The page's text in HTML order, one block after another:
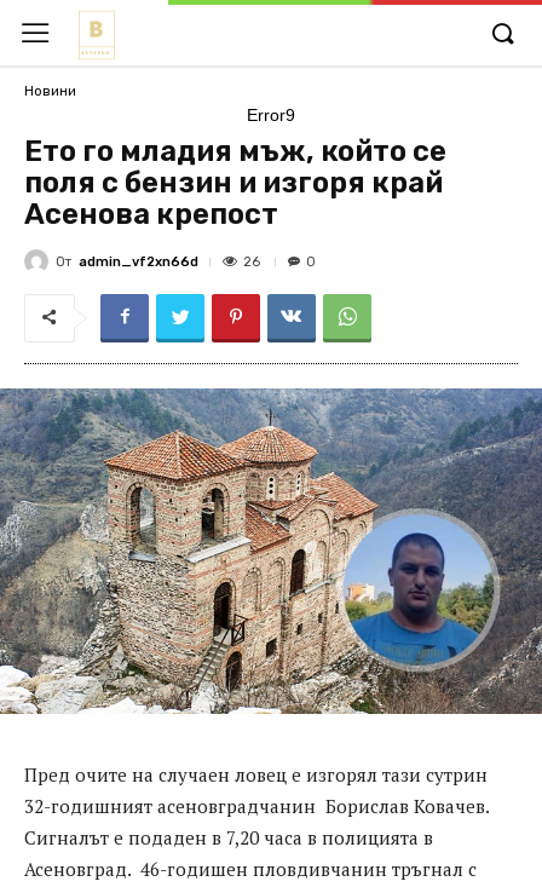
Новини
Error9
Ето го младия мъж, който се
поля с бензин и изгоря край
Асенова крепост
От admin_vf2xn66d 26 0
Пред очите на случаен ловец е изгорял тази сутрин
32-годишният асеновградчанин Борислав Ковачев.
Сигналът е подаден в 7,20 часа в полицията в
Асеновград. 46-годишен пловдивчанин тръгнал с